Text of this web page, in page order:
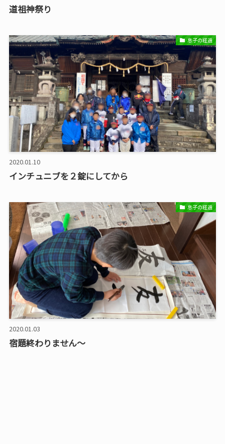
道祖神祭り
息子の経過
2020.01.10
インチュニブを２錠にしてから
息子の経過
2020.01.03
宿題終わりません〜